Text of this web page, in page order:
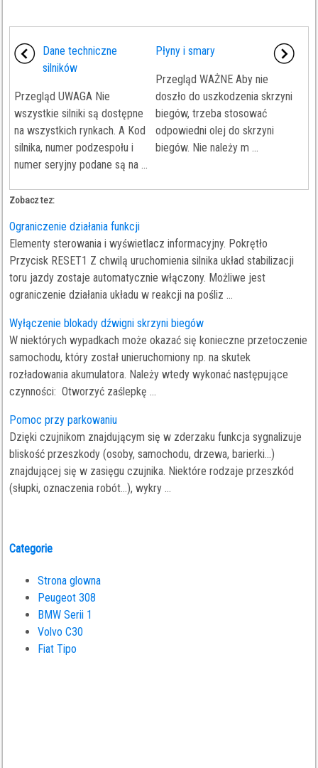
Dane techniczne
silników
Przegląd UWAGA Nie
wszystkie silniki są dostępne
na wszystkich rynkach. A Kod
silnika, numer podzespołu i
numer seryjny podane są na ...
Płyny i smary
Przegląd WAŻNE Aby nie
doszło do uszkodzenia skrzyni
biegów, trzeba stosować
odpowiedni olej do skrzyni
biegów. Nie należy m ...
Zobacz tez:
Ograniczenie działania funkcji
Elementy sterowania i wyświetlacz informacyjny. Pokrętło
Przycisk RESET1 Z chwilą uruchomienia silnika układ stabilizacji
toru jazdy zostaje automatycznie włączony. Możliwe jest
ograniczenie działania układu w reakcji na pośliz ...
Wyłączenie blokady dźwigni skrzyni biegów
W niektórych wypadkach może okazać się konieczne przetoczenie
samochodu, który został unieruchomiony np. na skutek
rozładowania akumulatora. Należy wtedy wykonać następujące
czynności: Otworzyć zaślepkę ...
Pomoc przy parkowaniu
Dzięki czujnikom znajdującym się w zderzaku funkcja sygnalizuje
bliskość przeszkody (osoby, samochodu, drzewa, barierki...)
znajdującej się w zasięgu czujnika. Niektóre rodzaje przeszkód
(słupki, oznaczenia robót...), wykry ...
Categorie
Strona glowna
Peugeot 308
BMW Serii 1
Volvo C30
Fiat Tipo